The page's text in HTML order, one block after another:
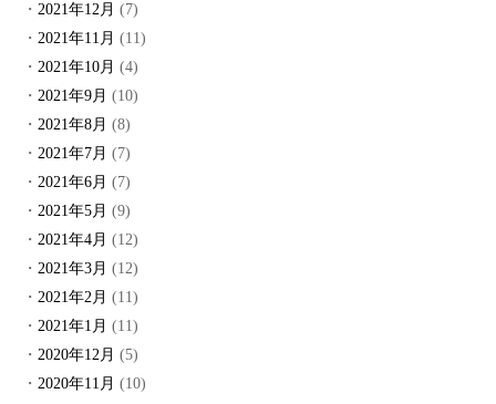
2021年12月 (7)
2021年11月 (11)
2021年10月 (4)
2021年9月 (10)
2021年8月 (8)
2021年7月 (7)
2021年6月 (7)
2021年5月 (9)
2021年4月 (12)
2021年3月 (12)
2021年2月 (11)
2021年1月 (11)
2020年12月 (5)
2020年11月 (10)